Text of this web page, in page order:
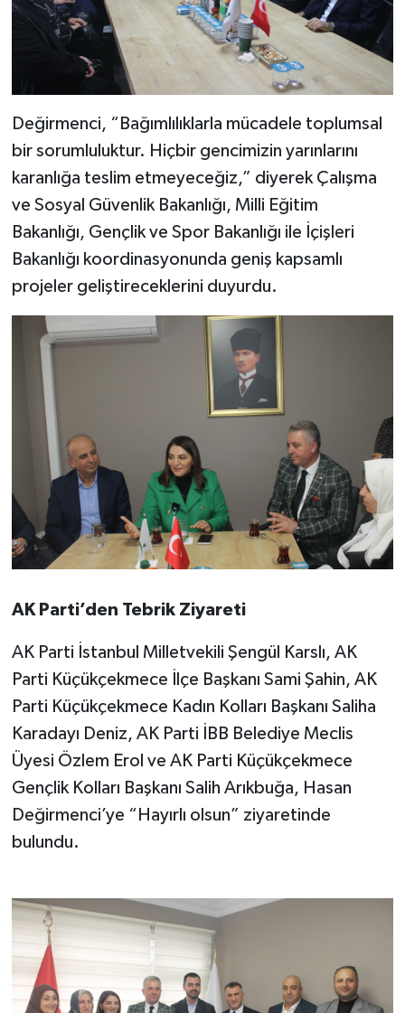
Değirmenci, “Bağımlılıklarla mücadele toplumsal
bir sorumluluktur. Hiçbir gencimizin yarınlarını
karanlığa teslim etmeyeceğiz,” diyerek Çalışma
ve Sosyal Güvenlik Bakanlığı, Milli Eğitim
Bakanlığı, Gençlik ve Spor Bakanlığı ile İçişleri
Bakanlığı koordinasyonunda geniş kapsamlı
projeler geliştireceklerini duyurdu.
AK Parti’den Tebrik Ziyareti
AK Parti İstanbul Milletvekili Şengül Karslı, AK
Parti Küçükçekmece İlçe Başkanı Sami Şahin, AK
Parti Küçükçekmece Kadın Kolları Başkanı Saliha
Karadayı Deniz, AK Parti İBB Belediye Meclis
Üyesi Özlem Erol ve AK Parti Küçükçekmece
Gençlik Kolları Başkanı Salih Arıkbuğa, Hasan
Değirmenci’ye “Hayırlı olsun” ziyaretinde
bulundu.